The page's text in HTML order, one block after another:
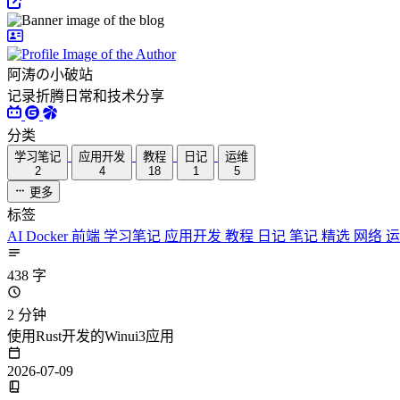
阿涛の小破站
记录折腾日常和技术分享
分类
学习笔记
2
应用开发
4
教程
18
日记
1
运维
5
更多
标签
AI Docker前端 学习笔记 应用开发 教程 日记 笔记 精选 网络
438 字
2 分钟
使用Rust开发的Winui3应用
2026-07-09